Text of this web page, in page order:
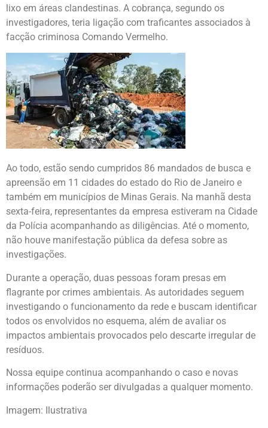
lixo em áreas clandestinas. A cobrança, segundo os
investigadores, teria ligação com traficantes associados à
facção criminosa Comando Vermelho.
Ao todo, estão sendo cumpridos 86 mandados de busca e
apreensão em 11 cidades do estado do Rio de Janeiro e
também em municípios de Minas Gerais. Na manhã desta
sexta-feira, representantes da empresa estiveram na Cidade
da Polícia acompanhando as diligências. Até o momento,
não houve manifestação pública da defesa sobre as
investigações.
Durante a operação, duas pessoas foram presas em
flagrante por crimes ambientais. As autoridades seguem
investigando o funcionamento da rede e buscam identificar
todos os envolvidos no esquema, além de avaliar os
impactos ambientais provocados pelo descarte irregular de
resíduos.
Nossa equipe continua acompanhando o caso e novas
informações poderão ser divulgadas a qualquer momento.
Imagem: Ilustrativa